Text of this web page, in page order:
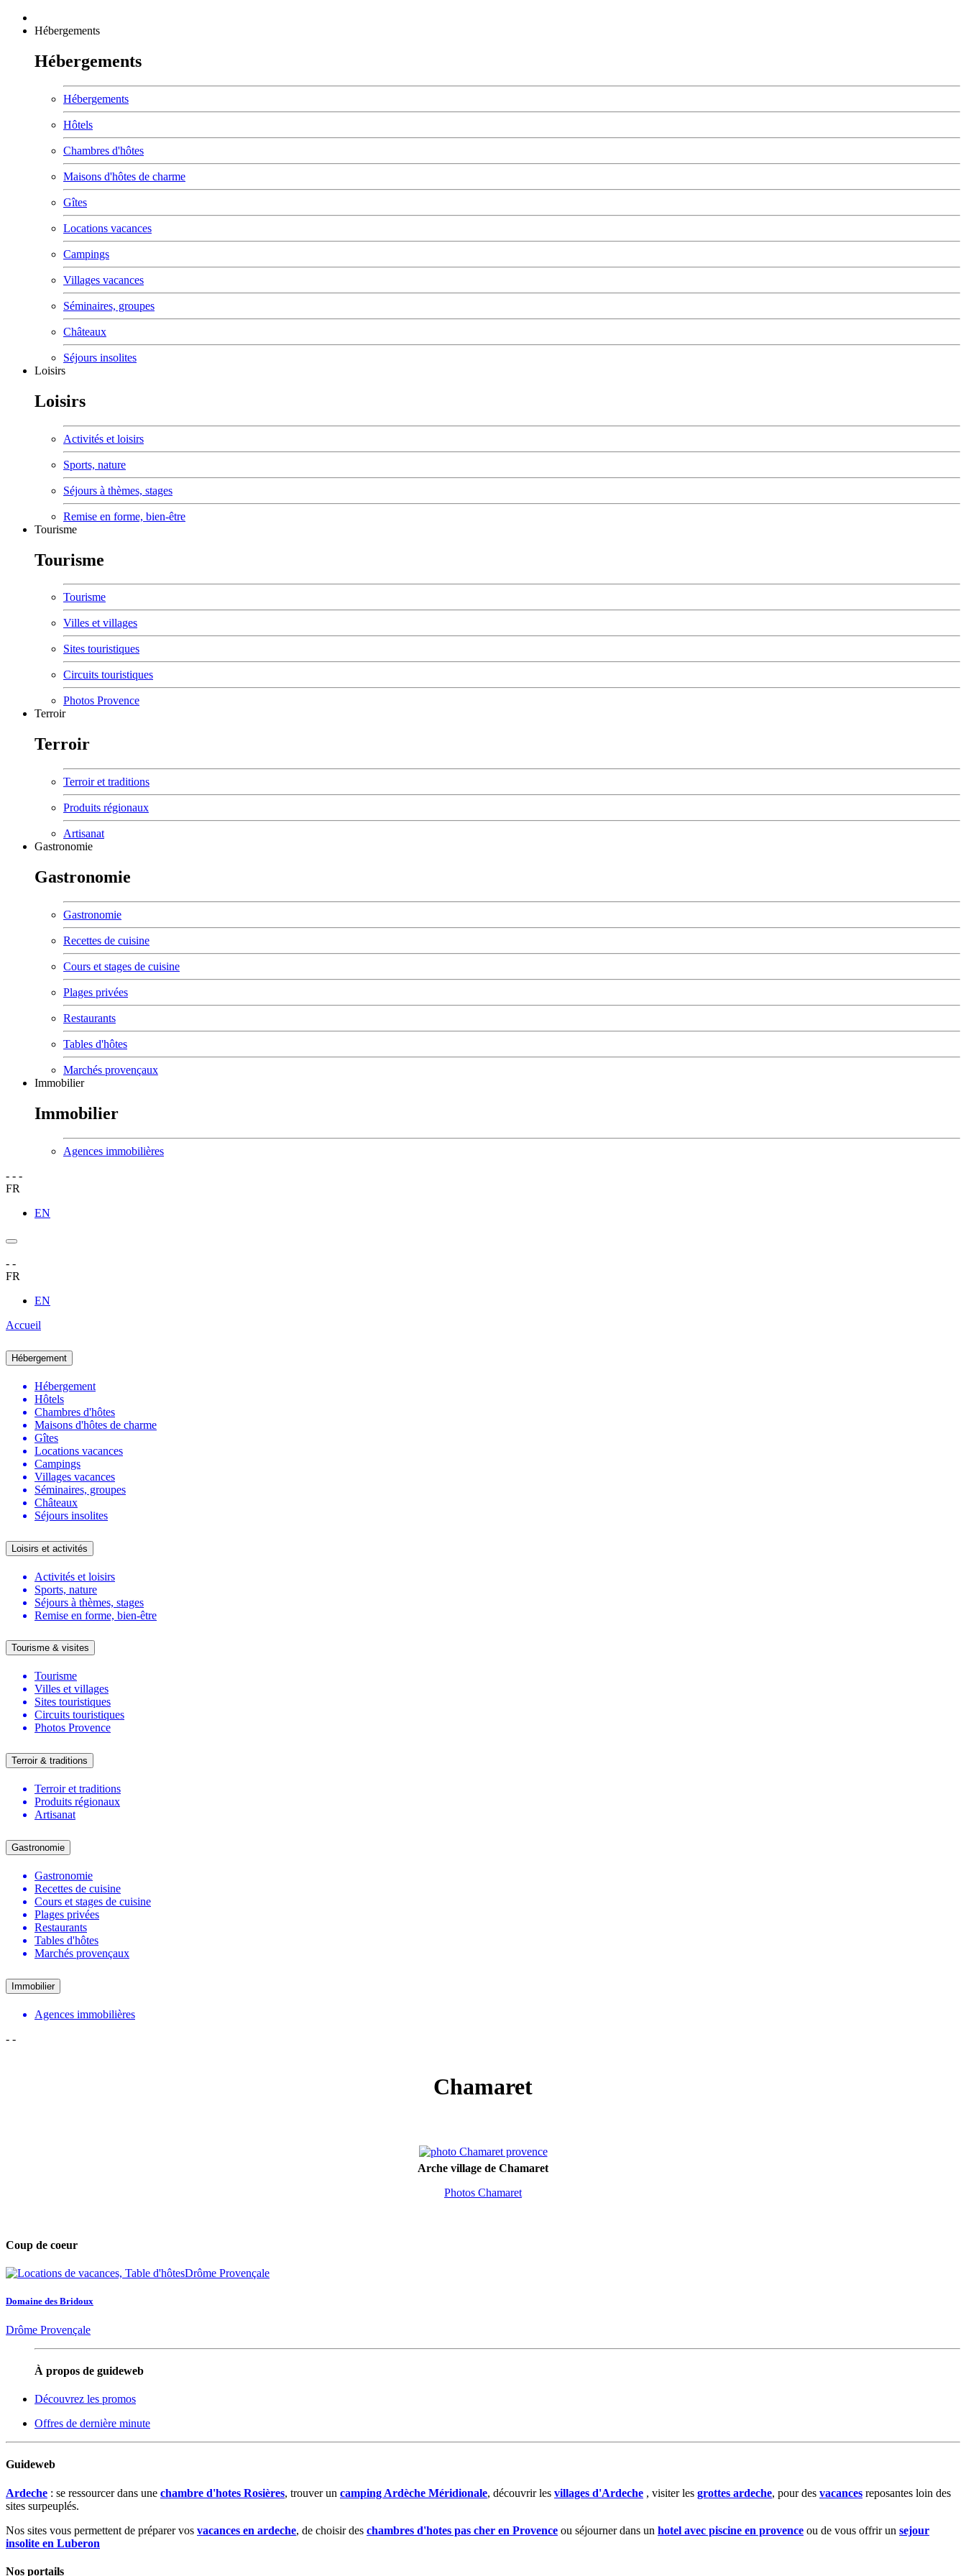
Hébergements
Hébergements
Hébergements
Hôtels
Chambres d'hôtes
Maisons d'hôtes de charme
Gîtes
Locations vacances
Campings
Villages vacances
Séminaires, groupes
Châteaux
Séjours insolites
Loisirs
Loisirs
Activités et loisirs
Sports, nature
Séjours à thèmes, stages
Remise en forme, bien-être
Tourisme
Tourisme
Tourisme
Villes et villages
Sites touristiques
Circuits touristiques
Photos Provence
Terroir
Terroir
Terroir et traditions
Produits régionaux
Artisanat
Gastronomie
Gastronomie
Gastronomie
Recettes de cuisine
Cours et stages de cuisine
Plages privées
Restaurants
Tables d'hôtes
Marchés provençaux
Immobilier
Immobilier
Agences immobilières
- - -
FR
EN
- -
FR
EN
Accueil
Hébergement
Hébergement
Hôtels
Chambres d'hôtes
Maisons d'hôtes de charme
Gîtes
Locations vacances
Campings
Villages vacances
Séminaires, groupes
Châteaux
Séjours insolites
Loisirs et activités
Activités et loisirs
Sports, nature
Séjours à thèmes, stages
Remise en forme, bien-être
Tourisme & visites
Tourisme
Villes et villages
Sites touristiques
Circuits touristiques
Photos Provence
Terroir & traditions
Terroir et traditions
Produits régionaux
Artisanat
Gastronomie
Gastronomie
Recettes de cuisine
Cours et stages de cuisine
Plages privées
Restaurants
Tables d'hôtes
Marchés provençaux
Immobilier
Agences immobilières
- -
Chamaret
Arche village de Chamaret
Photos Chamaret
Coup de coeur
Domaine des Bridoux
Drôme Provençale
À propos de guideweb
Découvrez les promos
Offres de dernière minute
Guideweb
Ardeche : se ressourcer dans une chambre d'hotes Rosières, trouver un camping Ardèche Méridionale, découvrir les villages d'Ardeche , visiter les grottes ardeche, pour des vacances reposantes loin des
sites surpeuplés.
Nos sites vous permettent de préparer vos vacances en ardeche, de choisir des chambres d'hotes pas cher en Provence ou séjourner dans un hotel avec piscine en provence ou de vous offrir un sejour
insolite en Luberon
Nos portails